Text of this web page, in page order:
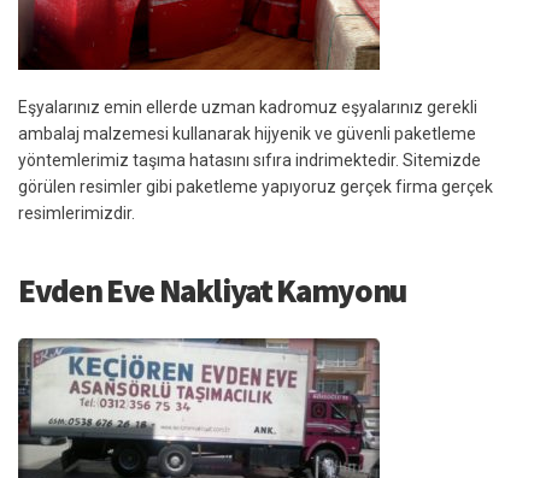
Eşyalarınız emin ellerde uzman kadromuz eşyalarınız gerekli
ambalaj malzemesi kullanarak hijyenik ve güvenli paketleme
yöntemlerimiz taşıma hatasını sıfıra indrimektedir. Sitemizde
görülen resimler gibi paketleme yapıyoruz gerçek firma gerçek
resimlerimizdir.
Evden Eve Nakliyat Kamyonu